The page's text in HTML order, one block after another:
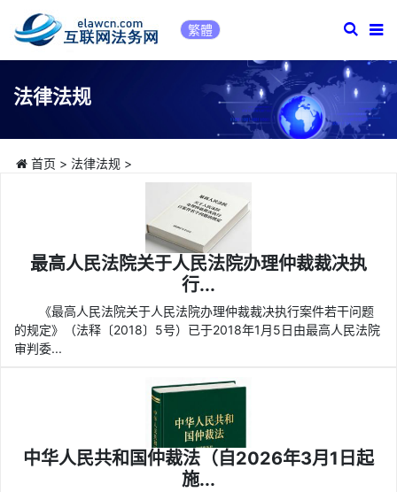
繁體
法律法规
首页 > 法律法规 >
最高人民法院关于人民法院办理仲裁裁决执
行...
《最高人民法院关于人民法院办理仲裁裁决执行案件若干问题
的规定》（法释〔2018〕5号）已于2018年1月5日由最高人民法院
审判委...
中华人民共和国仲裁法（自2026年3月1日起
施...